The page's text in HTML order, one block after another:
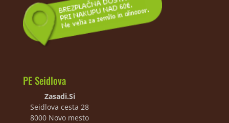
PE Seidlova
Zasadi.Si
Seidlova cesta 28
8000 Novo mesto